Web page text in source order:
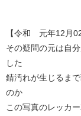
【令和 元年12月
その疑問の元は自
した
錆汚れが生じるま
のか
この写真のレッカ